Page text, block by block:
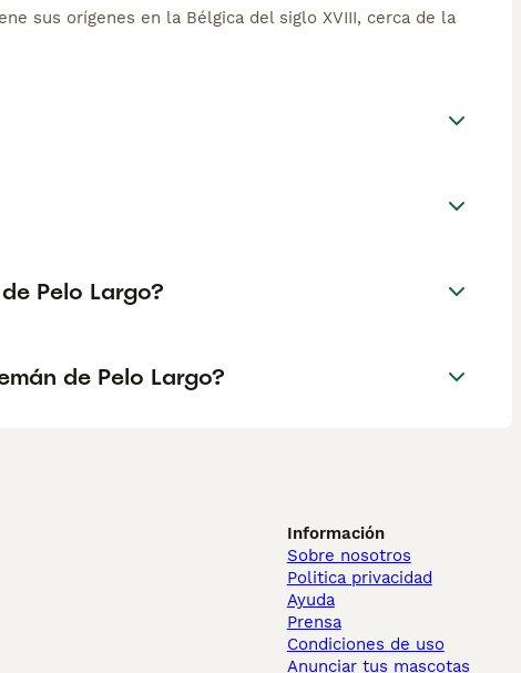
sus orígenes en la Bélgica del siglo XVIII, cerca de la
Pelo Largo?
de Pelo Largo?
Información
Sobre nosotros
Politica privacidad
Ayuda
Prensa
Condiciones de uso
Anunciar tus mascotas